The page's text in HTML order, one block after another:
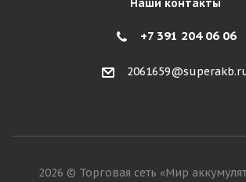
Наши контакты
+7 391 204 06 06
2026 © Торговая сеть «Мир